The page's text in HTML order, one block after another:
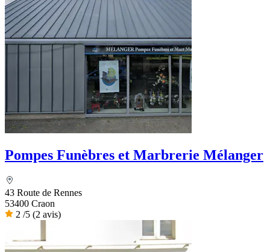
Pompes Funèbres et Marbrerie Mélanger
43 Route de Rennes
53400 Craon
2 /5 (2 avis)